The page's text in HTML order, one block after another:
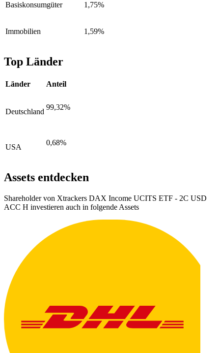
Basiskonsumgüter 1,75%
Immobilien 1,59%
Top Länder
Länder Anteil
Deutschland
99,32%
USA
0,68%
Assets entdecken
Shareholder von Xtrackers DAX Income UCITS ETF - 2C USD
ACC H investieren auch in folgende Assets